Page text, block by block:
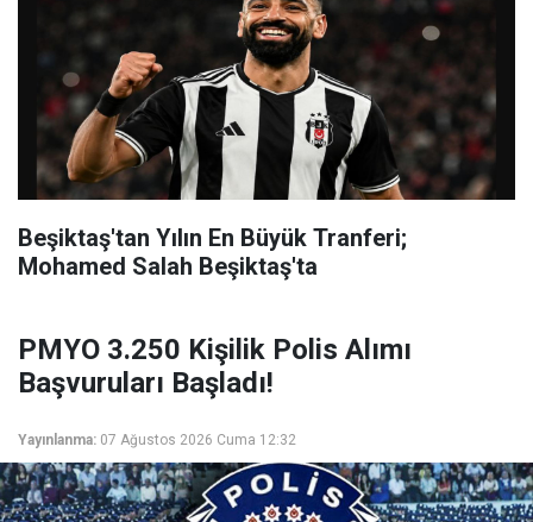
Beşiktaş'tan Yılın En Büyük Tranferi;
Mohamed Salah Beşiktaş'ta
PMYO 3.250 Kişilik Polis Alımı
Başvuruları Başladı!
Yayınlanma: 07 Ağustos 2026 Cuma 12:32